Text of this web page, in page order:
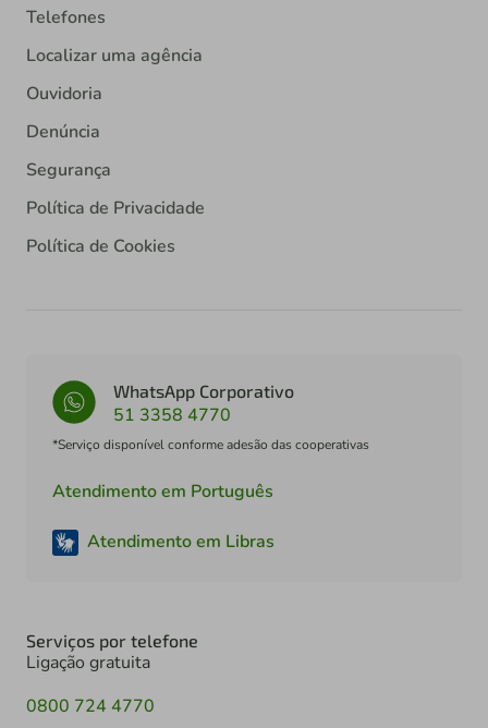
Telefones
Localizar uma agência
Ouvidoria
Denúncia
Segurança
Política de Privacidade
Política de Cookies
WhatsApp Corporativo
51 3358 4770
*Serviço disponível conforme adesão das cooperativas
Atendimento em Português
Atendimento em Libras
Serviços por telefone
Ligação gratuita
0800 724 4770